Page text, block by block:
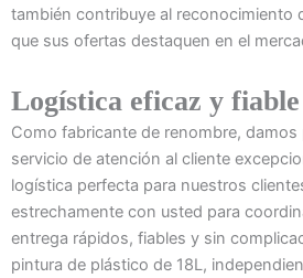
también contribuye al reconocimiento
que sus ofertas destaquen en el
Logística eficaz y fiable
Como fabricante de renombre, damos
servicio de atención al cliente
logística perfecta para nuestros
estrechamente con usted para
entrega rápidos, fiables y sin
pintura de plástico de 18L,